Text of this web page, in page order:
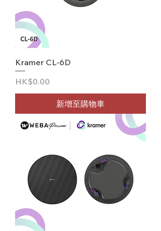
Kramer CL-6D
價格
HK$0.00
新增至購物車